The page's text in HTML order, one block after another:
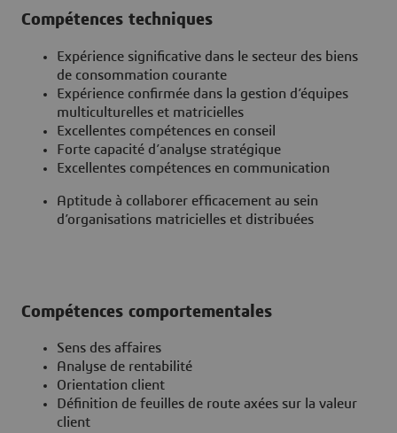
Compétences techniques
Expérience significative dans le secteur des biens
de consommation courante
Expérience confirmée dans la gestion d’équipes
multiculturelles et matricielles
Excellentes compétences en conseil
Forte capacité d’analyse stratégique
Excellentes compétences en communication
Aptitude à collaborer efficacement au sein
d’organisations matricielles et distribuées
Compétences comportementales
Sens des affaires
Analyse de rentabilité
Orientation client
Définition de feuilles de route axées sur la valeur
client